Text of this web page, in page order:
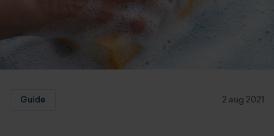
Guide 2 aug 2021